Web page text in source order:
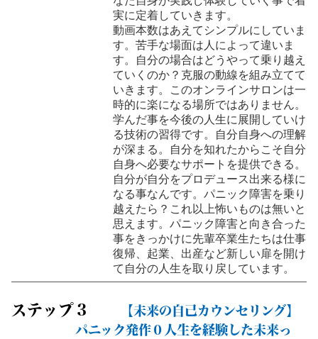
実に定着していきます。
動画本数はあえてシンプルにしていま
す。苦手な場面は人によって違いま
す。自分の場合はどうやって乗り越え
ていくのか？克服の動線を組み立てて
いきます。このオンラインサロンは一
時的に楽になる場所ではありません。
学んだ事を今後の人生に展開していけ
る技術の習得です。自分自身への理解
が深まる。自分を知れたからこそ自分
自身へ必要なサポートを提供できる。
自分が自分をプロデュース出来る様に
なる事なんです。パニック障害を乗り
越えたら？これ以上怖いものは無いと
思えます。パニック障害と向き合った
事をきっかけに先輩卒業生たちは仕事
復帰、起業、出産など新しい扉を開け
て自分の人生を取り戻しています。
ステップ３
【未来の自己カウンセリング】
パニック発作０人生を経験した未来っ